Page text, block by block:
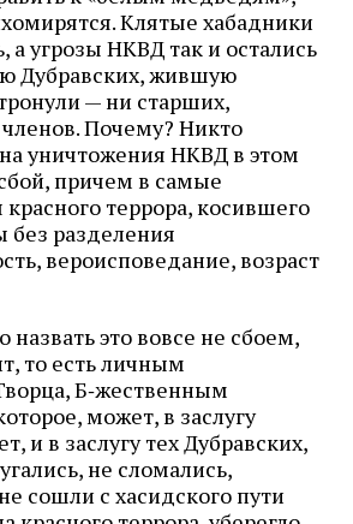
Клятые хабадники
а угрозы НКВД так и остались
Дубравских, жившую
— ни старших,
Почему? Никто
уничтожения НКВД в этом
причем в самые
террора, косившего
без разделения
вероисповедание, возраст
это вовсе не сбоем,
то есть личным
Б‑жественным
может, в заслугу
и в заслугу тех Дубравских,
не сломались,
сошли с хасидского пути